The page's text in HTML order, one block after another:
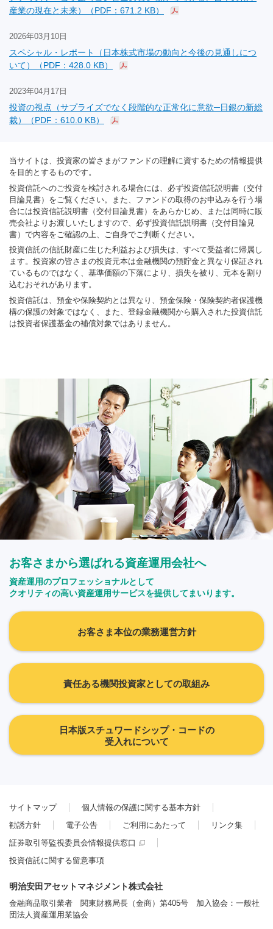
産業の現在と未来）（PDF：671.2 KB）
2026年03月10日
スペシャル・レポート（日本株式市場の動向と今後の見通しにつ
いて）（PDF：428.0 KB）
2023年04月17日
投資の視点（サプライズでなく段階的な正常化に意欲─日銀の新総
裁）（PDF：610.0 KB）
当サイトは、投資家の皆さまがファンドの理解に資するための情報提供
を目的とするものです。
投資信託へのご投資を検討される場合には、必ず投資信託説明書（交付
目論見書）をご覧ください。また、ファンドの取得のお申込みを行う場
合には投資信託説明書（交付目論見書）をあらかじめ、または同時に販
売会社よりお渡しいたしますので、必ず投資信託説明書（交付目論見
書）で内容をご確認の上、ご自身でご判断ください。
投資信託の信託財産に生じた利益および損失は、すべて受益者に帰属し
ます。投資家の皆さまの投資元本は金融機関の預貯金と異なり保証され
ているものではなく、基準価額の下落により、損失を被り、元本を割り
込むおそれがあります。
投資信託は、預金や保険契約とは異なり、預金保険・保険契約者保護機
構の保護の対象ではなく、また、登録金融機関から購入された投資信託
は投資者保護基金の補償対象ではありません。
お客さまから選ばれる資産運用会社へ
資産運用のプロフェッショナルとして
クオリティの高い資産運用サービスを提供してまいります。
お客さま本位の業務運営方針
責任ある機関投資家としての取組み
日本版スチュワードシップ・コードの
受入れについて
サイトマップ
個人情報の保護に関する基本方針
勧誘方針
電子公告 ご利用にあたって
リンク集
証券取引等監視委員会情報提供窓口
投資信託に関する留意事項
明治安田アセットマネジメント株式会社
金融商品取引業者 関東財務局長（金商）第405号 加入協会：一般社
団法人資産運用業協会